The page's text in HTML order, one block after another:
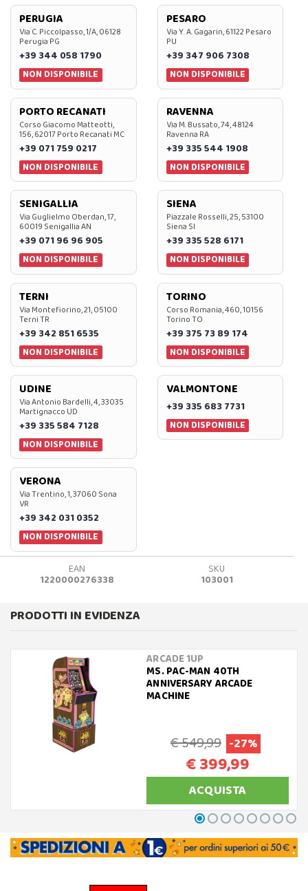
PERUGIA
Via C. Piccolpasso, 1/A, 06128
Perugia PG
+39 344 058 1790
NON DISPONIBILE
PESARO
Via Y. A. Gagarin, 61122 Pesaro
PU
+39 347 906 7308
NON DISPONIBILE
PORTO RECANATI
Corso Giacomo Matteotti,
156, 62017 Porto Recanati MC
+39 071 759 0217
NON DISPONIBILE
RAVENNA
Via M. Bussato, 74, 48124
Ravenna RA
+39 335 544 1908
NON DISPONIBILE
SENIGALLIA
Via Guglielmo Oberdan, 17,
60019 Senigallia AN
+39 071 96 96 905
NON DISPONIBILE
SIENA
Piazzale Rosselli, 25, 53100
Siena SI
+39 335 528 6171
NON DISPONIBILE
TERNI
Via Montefiorino, 21, 05100
Terni TR
+39 342 851 6535
NON DISPONIBILE
TORINO
Corso Romania, 460, 10156
Torino TO
+39 375 73 89 174
NON DISPONIBILE
UDINE
Via Antonio Bardelli, 4, 33035
Martignacco UD
+39 335 584 7128
NON DISPONIBILE
VALMONTONE
+39 335 683 7731
NON DISPONIBILE
VERONA
Via Trentino, 1, 37060 Sona
VR
+39 342 031 0352
NON DISPONIBILE
EAN
1220000276338
SKU
103001
PRODOTTI IN EVIDENZA
ARCADE 1UP
MS. PAC-MAN 40TH
ANNIVERSARY ARCADE
MACHINE
€ 549,99 -27%
€ 399,99
ACQUISTA